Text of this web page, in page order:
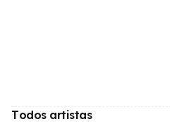
Todos artistas